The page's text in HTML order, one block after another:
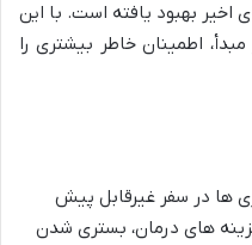
اخیر بهبود یافته است. با این
اطمینان خاطر بیشتری را
ها در سفر غیرقابل پیش
های درمان، بستری شدن